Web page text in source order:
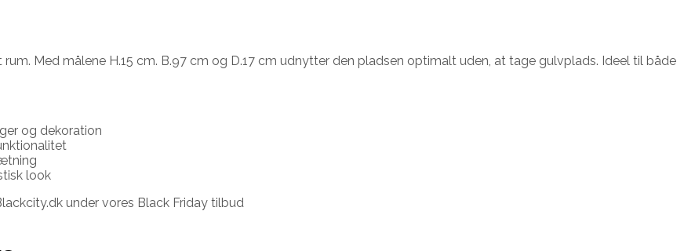
Med målene H.15 cm. B.97 cm og D.17 cm udnytter den pladsen optimalt uden, at tage gulvplads. Ideel til både
og dekoration
look
under vores Black Friday tilbud